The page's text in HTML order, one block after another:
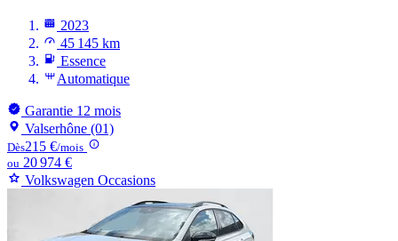
2023
45 145 km
Essence
Automatique
Garantie 12 mois
Valserhône (01)
Dès215 €/mois
ou 20 974 €
Volkswagen Occasions